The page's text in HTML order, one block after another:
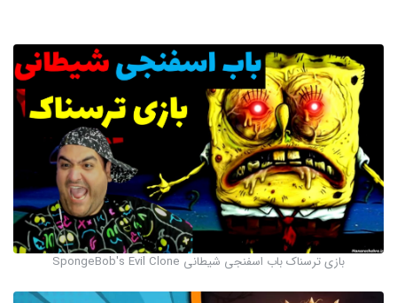
بازی ترسناک باب اسفنجی شیطانی SpongeBob's Evil Clone